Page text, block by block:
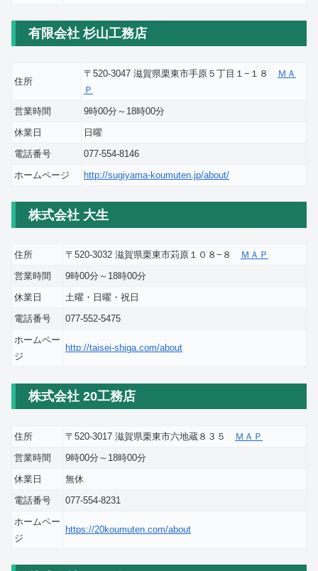
有限会社 杉山工務店
住所
〒520-3047 滋賀県栗東市手原５丁目１−１８
ＭＡ
Ｐ
営業時間
9時00分～18時00分
休業日
日曜
電話番号
077-554-8146
ホームページ
http://sugiyama-koumuten.jp/about/
株式会社 大生
住所 〒520-3032 滋賀県栗東市苅原１０８−８
ＭＡＰ
営業時間
9時00分～18時00分
休業日
土曜・日曜・祝日
電話番号
077-552-5475
ホームペー
ジ
http://taisei-shiga.com/about
株式会社 20工務店
住所 〒520-3017 滋賀県栗東市六地蔵８３５
ＭＡＰ
営業時間
9時00分～18時00分
休業日
無休
電話番号
077-554-8231
ホームペー
ジ
https://20koumuten.com/about